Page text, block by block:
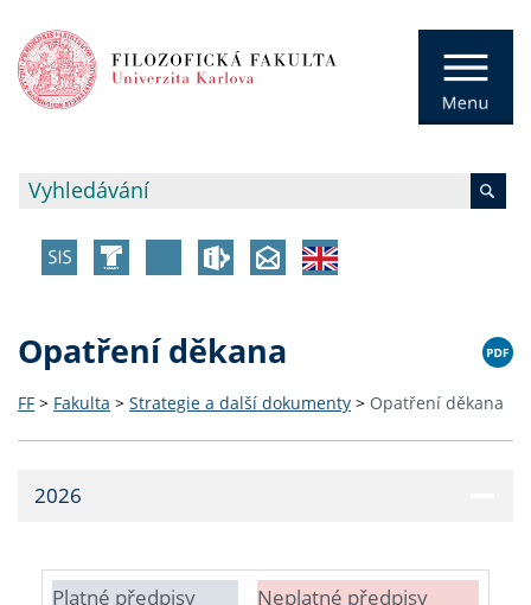
Opatření děkana
FF > Fakulta > Strategie a další dokumenty > Opatření děkana
2026
Platné předpisy Neplatné předpisy